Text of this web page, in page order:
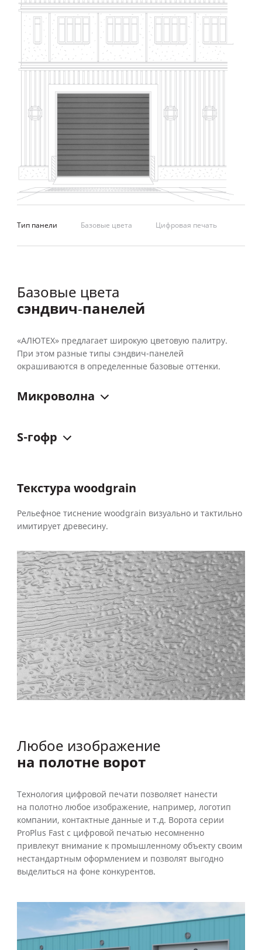
Тип панели Базовые цвета Цифровая печать
Базовые цвета
сэндвич‑панелей
«АЛЮТЕХ» предлагает широкую цветовую палитру.
При этом разные типы сэндвич-панелей
окрашиваются в определенные базовые оттенки.
Микроволна
S-гофр
Текстура woodgrain
Рельефное тиснение woodgrain визуально и тактильно
имитирует древесину.
Любое изображение
на полотне ворот
Технология цифровой печати позволяет нанести
на полотно любое изображение, например, логотип
компании, контактные данные и т.д. Ворота серии
ProPlus Fast с цифровой печатью несомненно
привлекут внимание к промышленному объекту своим
нестандартным оформлением и позволят выгодно
выделиться на фоне конкурентов.